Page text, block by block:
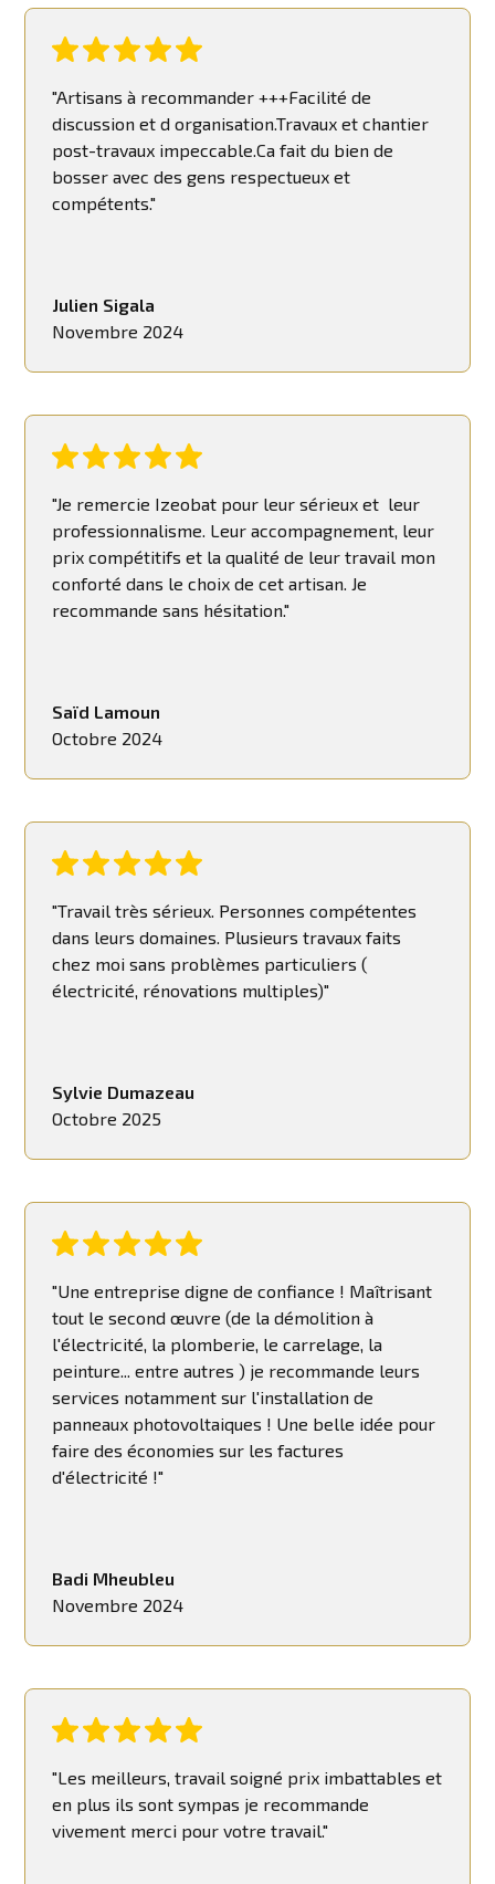
"Artisans à recommander +++Facilité de
discussion et d organisation.Travaux et chantier
post-travaux impeccable.Ca fait du bien de
bosser avec des gens respectueux et
compétents."
Julien Sigala
Novembre 2024
"Je remercie Izeobat pour leur sérieux et leur
professionnalisme. Leur accompagnement, leur
prix compétitifs et la qualité de leur travail mon
conforté dans le choix de cet artisan. Je
recommande sans hésitation."
Saïd Lamoun
Octobre 2024
"Travail très sérieux. Personnes compétentes
dans leurs domaines. Plusieurs travaux faits
chez moi sans problèmes particuliers (
électricité, rénovations multiples)"
Sylvie Dumazeau
Octobre 2025
"Une entreprise digne de confiance ! Maîtrisant
tout le second œuvre (de la démolition à
l'électricité, la plomberie, le carrelage, la
peinture... entre autres ) je recommande leurs
services notamment sur l'installation de
panneaux photovoltaiques ! Une belle idée pour
faire des économies sur les factures
d'électricité !"
Badi Mheubleu
Novembre 2024
"Les meilleurs, travail soigné prix imbattables et
en plus ils sont sympas je recommande
vivement merci pour votre travail."